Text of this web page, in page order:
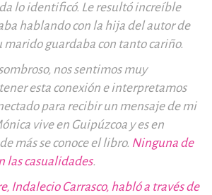
lo identificó. Le resultó increíble
hablando con la hija del autor de
guardaba con tanto cariño.
nos sentimos muy
esta conexión e interpretamos
para recibir un mensaje de mi
vive en Guipúzcoa y es en
más se conoce el libro. Ninguna de
las casualidades.
Indalecio Carrasco, habló a través de